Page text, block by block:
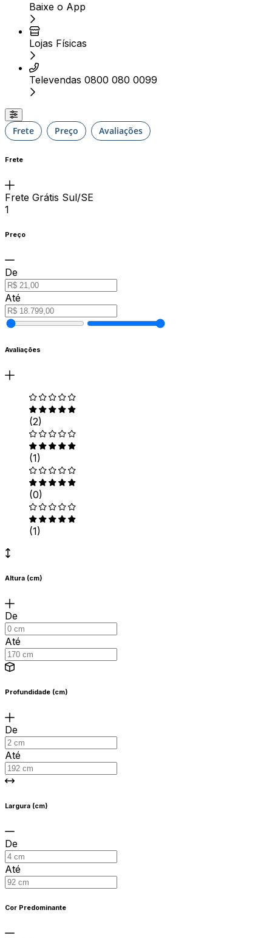
Baixe o App
Lojas Físicas
Televendas 0800 080 0099
Frete Preço Avaliações
Frete
Frete Grátis Sul/SE
1
Preço
De
Até
Avaliações
(2)
(1)
(0)
(1)
Altura (cm)
De
Até
Profundidade (cm)
De
Até
Largura (cm)
De
Até
Cor Predominante